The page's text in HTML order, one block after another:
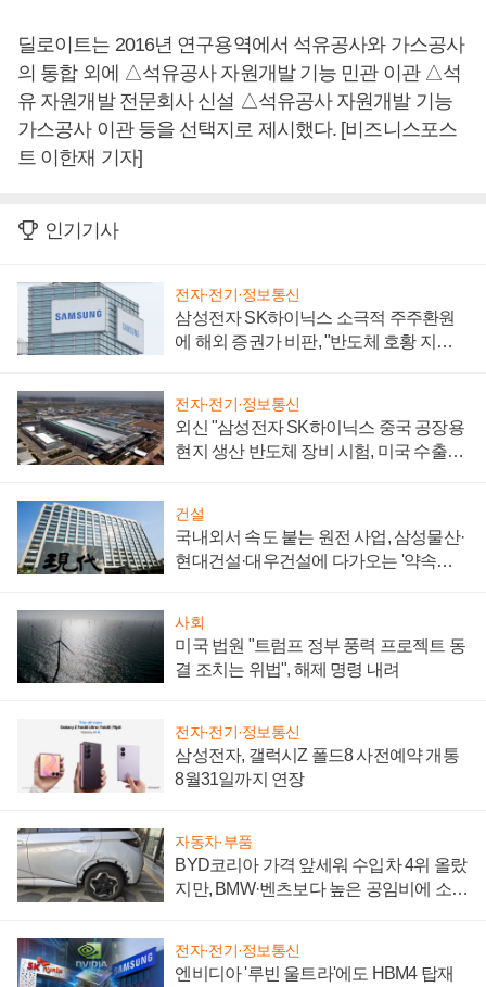
딜로이트는 2016년 연구용역에서 석유공사와 가스공사
의 통합 외에 △석유공사 자원개발 기능 민관 이관 △석
유 자원개발 전문회사 신설 △석유공사 자원개발 기능
가스공사 이관 등을 선택지로 제시했다. [비즈니스포스
트 이한재 기자]
인기기사
전자·전기·정보통신
삼성전자 SK하이닉스 소극적 주주환원
에 해외 증권가 비판, "반도체 호황 지속
전자·전기·정보통신
외신 "삼성전자 SK하이닉스 중국 공장용
현지 생산 반도체 장비 시험, 미국 수출통
건설
국내외서 속도 붙는 원전 사업, 삼성물산·
현대건설·대우건설에 다가오는 '약속의
사회
미국 법원 "트럼프 정부 풍력 프로젝트 동
결 조치는 위법", 해제 명령 내려
전자·전기·정보통신
삼성전자, 갤럭시Z 폴드8 사전예약 개통
8월31일까지 연장
자동차·부품
BYD코리아 가격 앞세워 수입차 4위 올랐
지만, BMW·벤츠보다 높은 공임비에 소비
전자·전기·정보통신
엔비디아 '루빈 울트라'에도 HBM4 탑재